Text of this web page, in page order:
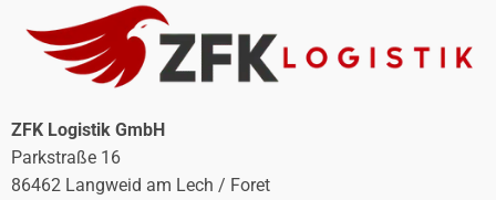
ZFK Logistik GmbH
Parkstraße 16
86462 Langweid am Lech / Foret